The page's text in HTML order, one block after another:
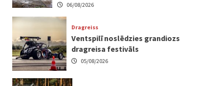
06/08/2026
Dragreiss
Ventspilī noslēdzies grandiozs
dragreisa festivāls
05/08/2026